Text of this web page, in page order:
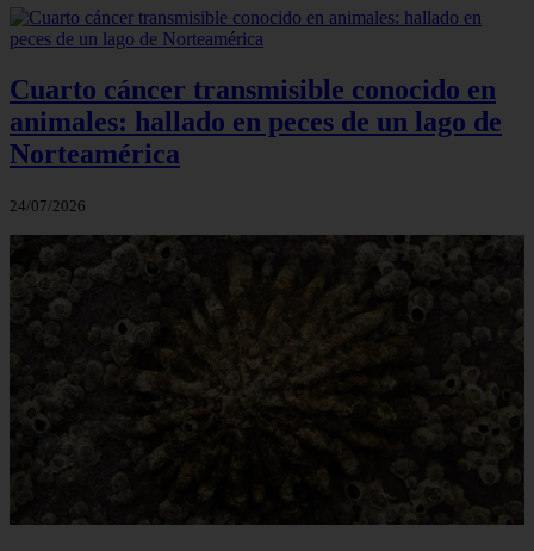
Cuarto cáncer transmisible conocido en
animales: hallado en peces de un lago de
Norteamérica
24/07/2026